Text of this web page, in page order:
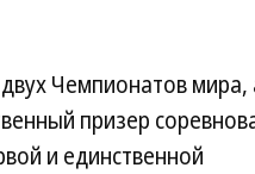
Чемпионатов мира,
призер
и единственной